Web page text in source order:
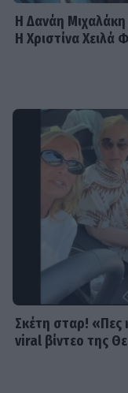
Η Δανάη
Η Χριστίνα Χειλά
Σκέτη σταρ! «Πες
viral βίντεο της